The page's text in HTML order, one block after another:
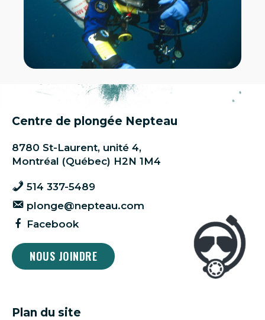
Centre de plongée Nepteau
8780 St-Laurent, unité 4,
Montréal (Québec) H2N 1M4
514 337-5489
plonge@nepteau.com
Facebook
NOUS JOINDRE
Plan du site